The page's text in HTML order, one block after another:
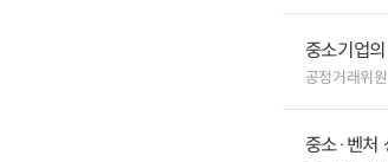
중소기업
공정거래위
중소·벤처